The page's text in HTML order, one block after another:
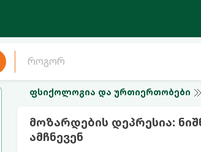
ფსიქოლოგია და ურთიერთობები
მოზარდების დეპრესია:
ამჩნევენ